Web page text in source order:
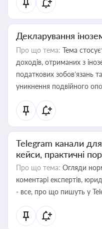
Декларування
Про що тема: Тема
доходів, отриманих з
податкових зобов’язань
уникнення подвійного
Telegram канали для
кейси, практичні
Про що тема: Огляди
коментарі експертів,
- все, про що пишуть у